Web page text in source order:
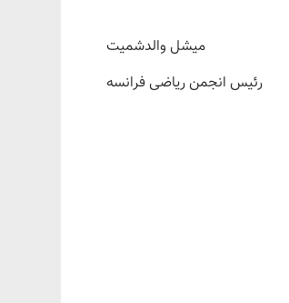
میشل والدشمیت
رئیس انجمن ریاضی فرانسه